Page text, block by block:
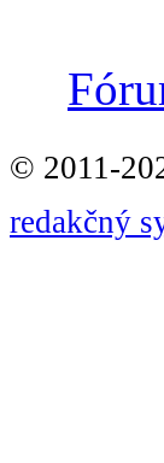
© 2011-
redakčný